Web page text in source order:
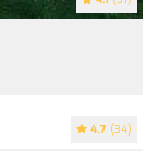
4.7 (34)